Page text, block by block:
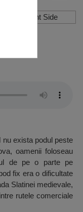
Hide Right Side
exista podul peste
oamenii foloseau
de pe o parte pe
fix era o dificultate
Slatinei medievale,
rutele comerciale